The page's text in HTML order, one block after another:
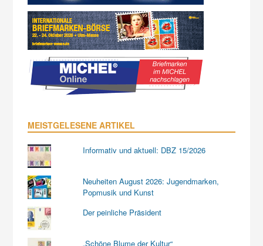
MEISTGELESENE ARTIKEL
Informativ und aktuell: DBZ 15/2026
Neuheiten August 2026: Jugendmarken,
Popmusik und Kunst
Der peinliche Präsident
„Schöne Blume der Kultur“